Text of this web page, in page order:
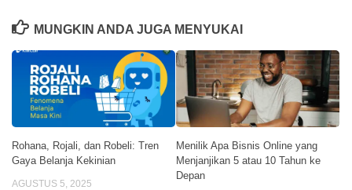
MUNGKIN ANDA JUGA MENYUKAI
Rohana, Rojali, dan Robeli: Tren
Gaya Belanja Kekinian
AGUSTUS 5, 2025
Menilik Apa Bisnis Online yang
Menjanjikan 5 atau 10 Tahun ke
Depan